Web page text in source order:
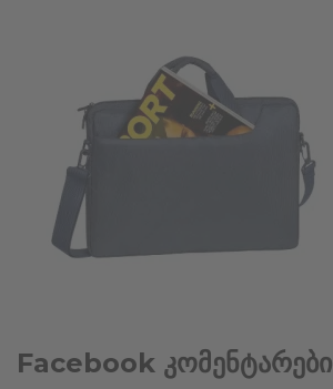
Facebook კომენტარები